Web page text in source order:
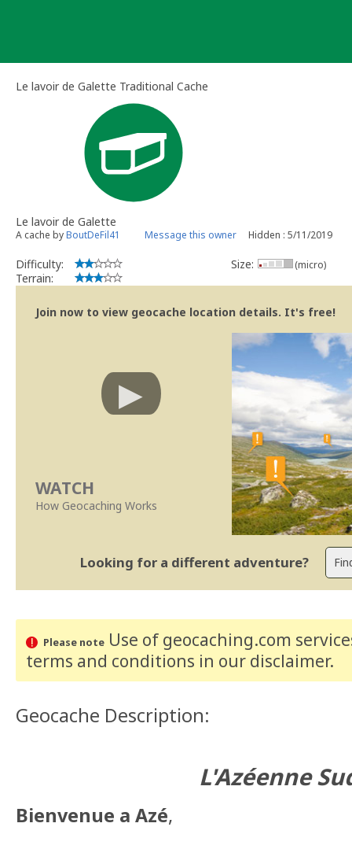
Le lavoir de Galette Traditional Cache
Le lavoir de Galette
A cache byBoutDeFil41 Message this owner Hidden : 5/11/2019
Difficulty:
Terrain:
Size: (micro)
Join now to view geocache location details. It's free!
WATCH
How Geocaching Works
Looking for a different adventure?
Please noteUse of geocaching.com
terms and conditions in our disclaimer.
Geocache Description:
L'Azéenne
Bienvenue a Azé,